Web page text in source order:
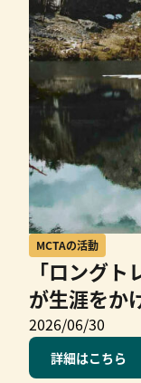
MCTAの活動
「ロング
が生涯をか
2026/06/30
詳細はこちら